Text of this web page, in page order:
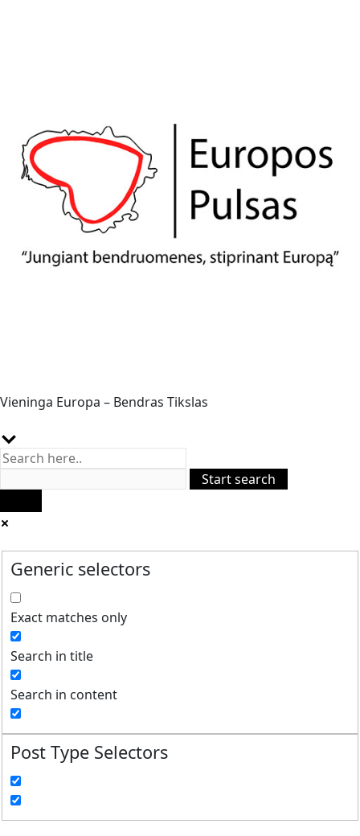
Vieninga Europa – Bendras Tikslas
Generic selectors
Exact matches only
Search in title
Search in content
Post Type Selectors